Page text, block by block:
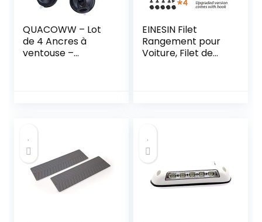
QUACOWW – Lot
de 4 Ancres à
ventouse –
multifonctionnel à
ventouse
EINESIN Filet
Rangement pour
Voiture, Filet de